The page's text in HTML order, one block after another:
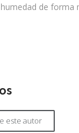
de forma
este autor